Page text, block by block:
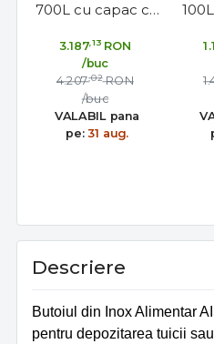
700L cu capac cu
gonflabila – AISI
304, fund plan -
Toscana Inox
3.187,13 RON
/buc
4.207,02 RON
/buc
VALABIL pana
pe: 31 aug.
Descriere
Butoiul din Inox Alimentar
pentru depozitarea tuicii